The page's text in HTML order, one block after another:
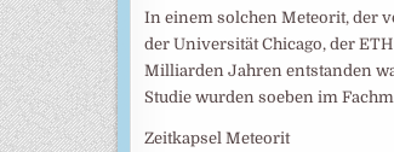
In einem solchen Meteorit, der
der Universität Chicago, der
Milliarden Jahren entstanden
Studie wurden soeben im
Zeitkapsel Meteorit